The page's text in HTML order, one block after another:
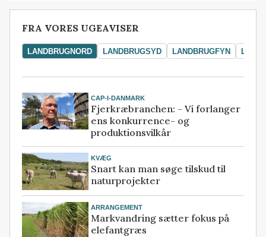
FRA VORES UGEAVISER
LANDBRUGNORD LANDBRUGSYD LANDBRUGFYN
CAP-I-DANMARK
Fjerkræbranchen: - Vi forlanger
ens konkurrence- og
produktionsvilkår
KVÆG
Snart kan man søge tilskud til
naturprojekter
ARRANGEMENT
Markvandring sætter fokus på
elefantgræs